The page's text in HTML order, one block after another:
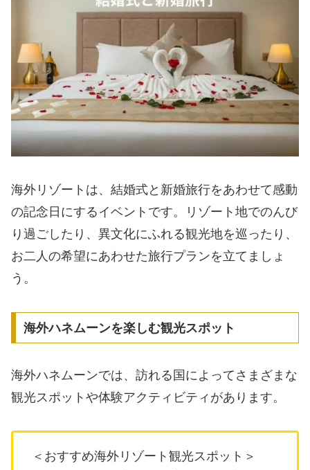
海外リゾートは、結婚式と新婚旅行をあわせて感動
の記念日にするイベントです。リゾート地でのんび
り過ごしたり、異文化にふれる観光地を巡ったり、
お二人の希望にあわせた旅行プランを立てましょ
う。
海外ハネムーンを楽しむ観光スポット
海外ハネムーンでは、訪れる国によってさまざまな
観光スポットや体験アクティビティがあります。
＜おすすめ海外リゾート観光スポット＞